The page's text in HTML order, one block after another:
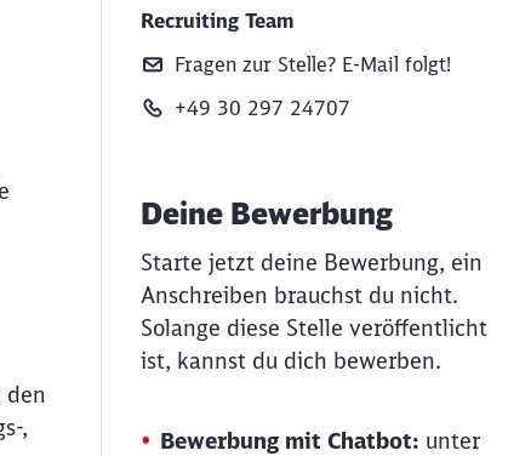
den
,
Recruiting Team
Fragen zur Stelle? E‑Mail folgt!
+49 30 297 24707
Deine Bewerbung
Starte jetzt deine Bewerbung, ein
Anschreiben brauchst du nicht.
Solange diese Stelle veröffentlicht
ist, kannst du dich bewerben.
Bewerbung mit Chatbot: unter